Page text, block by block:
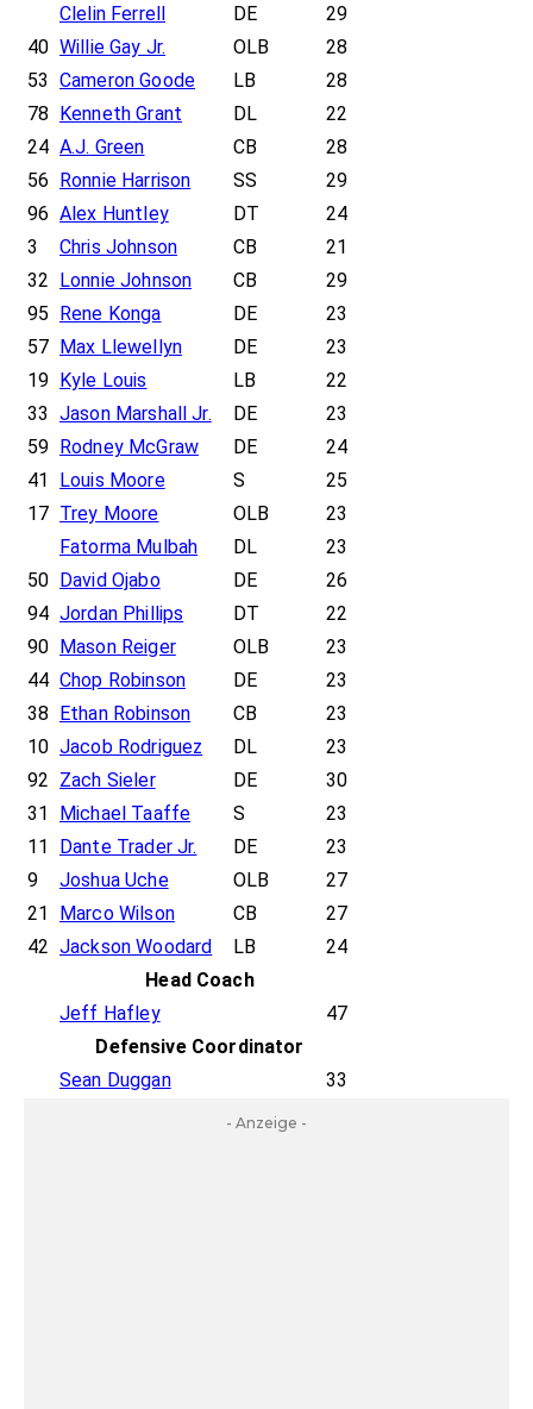
Clelin Ferrell DE
29
40 Willie Gay Jr. OLB
28
53 Cameron Goode LB
28
78
Kenneth Grant DL
22
24 A.J. Green CB
28
56
Ronnie Harrison SS
29
96 Alex Huntley DT
24
3
Chris Johnson CB
21
32
Lonnie Johnson CB
29
95
Rene Konga DE
23
57
Max Llewellyn DE
23
19
Kyle Louis LB
22
33 Jason Marshall Jr. DE
23
59
Rodney McGraw DE
24
41
Louis Moore S
25
17 Trey Moore OLB
23
Fatorma Mulbah
DL
23
50
David Ojabo DE
26
94 Jordan Phillips DT
22
90
Mason Reiger OLB
23
44 Chop Robinson DE
23
38
Ethan Robinson CB
23
10 Jacob Rodriguez DL
23
92 Zach Sieler DE
30
31
Michael Taaffe S
23
11
Dante Trader Jr. DE
23
9
Joshua Uche OLB
27
21
Marco Wilson CB
27
42 Jackson Woodard LB
24
Head Coach
Jeff Hafley
47
Defensive Coordinator
Sean Duggan
33
- Anzeige -